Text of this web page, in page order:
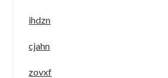
ihdzn
cjahn
zovxf